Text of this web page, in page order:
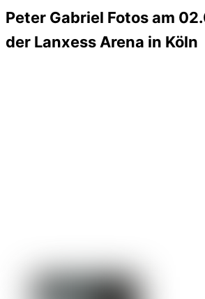
Peter Gabriel Fotos am
der Lanxess Arena in Köln